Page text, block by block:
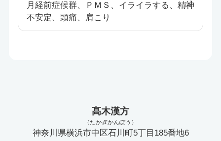
月経前症候群、ＰＭＳ、イライラする、精神
不安定、頭痛、肩こり
髙木漢方
（たかぎかんぽう）
神奈川県横浜市中区石川町5丁目185番地6